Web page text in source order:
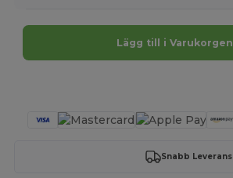
Lägg till i Varukorgen
Snabb Leverans